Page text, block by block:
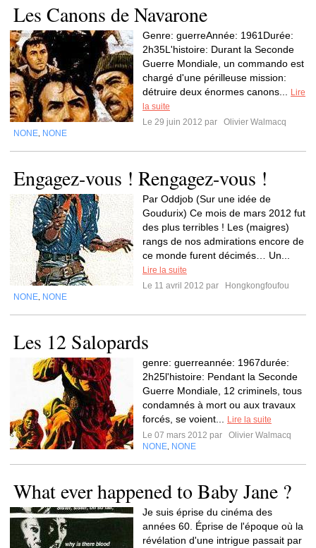
Les Canons de Navarone
Genre: guerreAnnée: 1961Durée:
2h35L'histoire: Durant la Seconde
Guerre Mondiale, un commando est
chargé d'une périlleuse mission:
détruire deux énormes canons...
Lire
la suite
Le 29 juin 2012 par
Olivier Walmacq
NONE NONE
Engagez-vous ! Rengagez-vous !
Par Oddjob (Sur une idée de
Goudurix) Ce mois de mars 2012 fut
des plus terribles ! Les (maigres)
rangs de nos admirations encore de
ce monde furent décimés… Un...
Lire la suite
Le 11 avril 2012 par
Hongkongfoufou
NONE NONE
Les 12 Salopards
genre: guerreannée: 1967durée:
2h25l'histoire: Pendant la Seconde
Guerre Mondiale, 12 criminels, tous
condamnés à mort ou aux travaux
forcés, se voient...
Lire la suite
Le 07 mars 2012 par
Olivier Walmacq
NONE NONE
What ever happened to Baby Jane ?
Je suis éprise du cinéma des
années 60. Éprise de l'époque où la
révélation d'une intrigue passait par